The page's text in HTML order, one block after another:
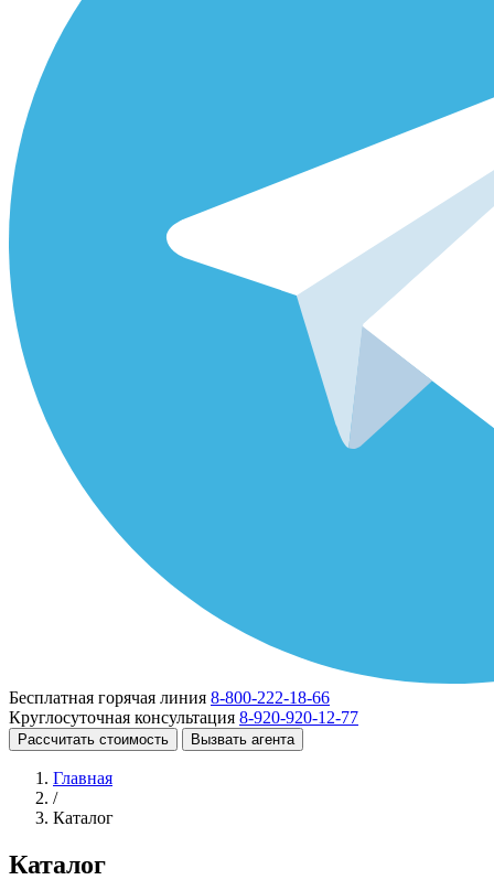
Бесплатная горячая линия 8-800-222-18-66
Круглосуточная консультация 8-920-920-12-77
Рассчитать стоимость Вызвать агента
Главная
/
Каталог
Каталог